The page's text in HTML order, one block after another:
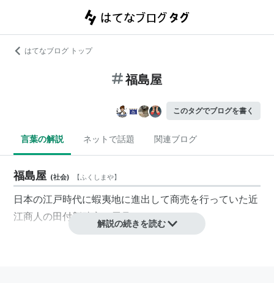
はてなブログ トップ
福島屋
このタグでブログを書く
言葉の解説 ネットで話題 関連ブログ
福島屋 (社会) 【ふくしまや】
日本の江戸時代に蝦夷地に進出して商売を行っていた近
江商人の田付新助家の屋号。
解説の続きを読む